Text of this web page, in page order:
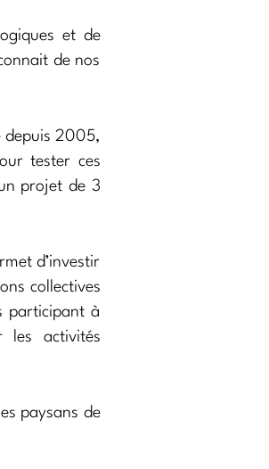
et de
de nos
depuis 2005,
tester ces
projet de 3
d’investir
collectives
participant à
les activités
paysans de